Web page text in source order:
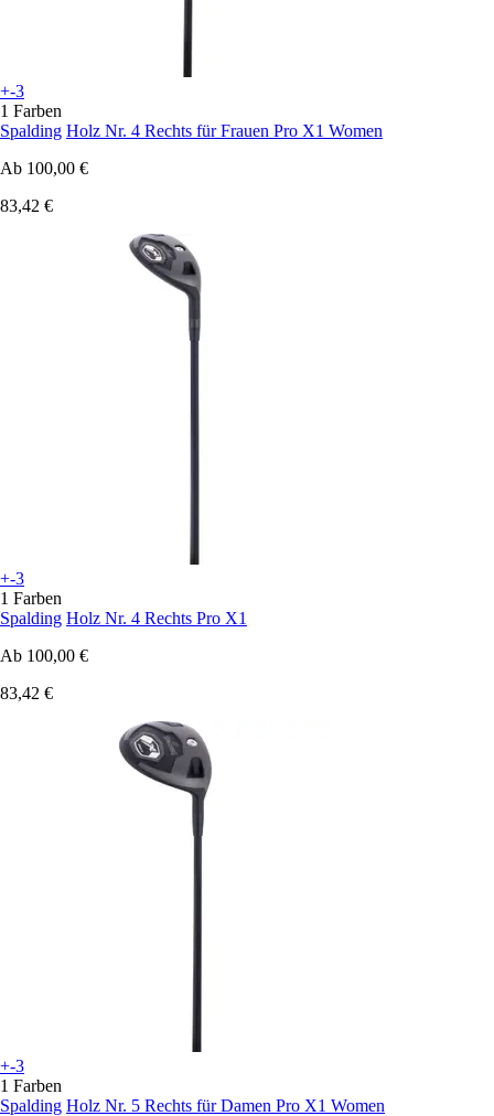
+-3
1 Farben
Spalding Holz Nr. 4 Rechts für Frauen Pro X1 Women
Ab 100,00 €
83,42 €
+-3
1 Farben
Spalding Holz Nr. 4 Rechts Pro X1
Ab 100,00 €
83,42 €
+-3
1 Farben
Spalding Holz Nr. 5 Rechts für Damen Pro X1 Women